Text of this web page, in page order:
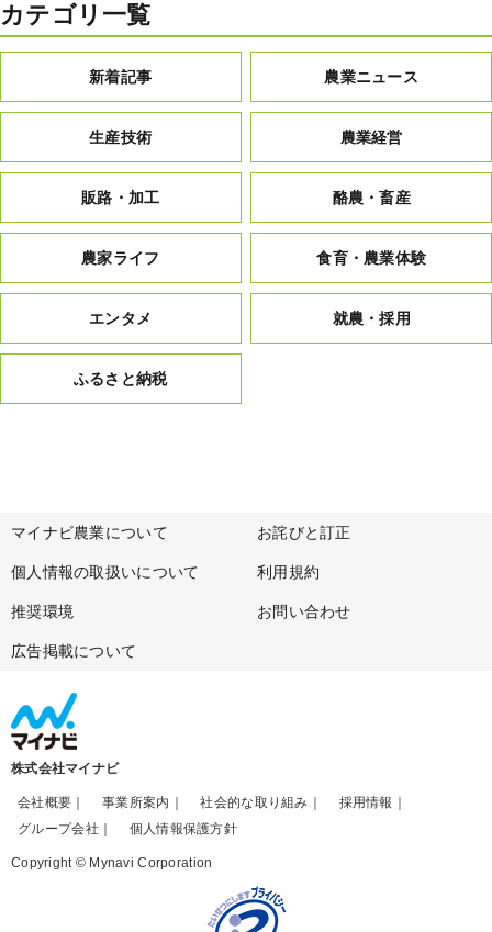
カテゴリ一覧
新着記事 農業ニュース
生産技術 農業経営
販路・加工 酪農・畜産
農家ライフ 食育・農業体験
エンタメ 就農・採用
ふるさと納税
マイナビ農業について お詫びと訂正
個人情報の取扱いについて 利用規約
推奨環境 お問い合わせ
広告掲載について
株式会社マイナビ
会社概要 事業所案内 社会的な取り組み
採用情報
グループ会社
個人情報保護方針
Copyright © Mynavi Corporation